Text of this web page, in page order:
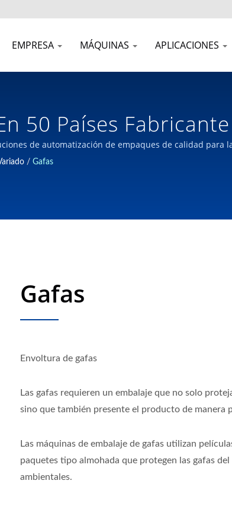
EMPRESA MÁQUINAS APLICACIONES
50 Países
Desde 1980 |
de automatización de empaques de calidad
en Taiwán.
/ Gafas
Gafas
Envoltura de gafas
Las gafas requieren un embalaje que no solo
sino que también presente el producto de manera
Las máquinas de embalaje de gafas utilizan
paquetes tipo almohada que protegen las gafas
ambientales.